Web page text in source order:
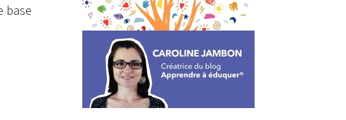
base